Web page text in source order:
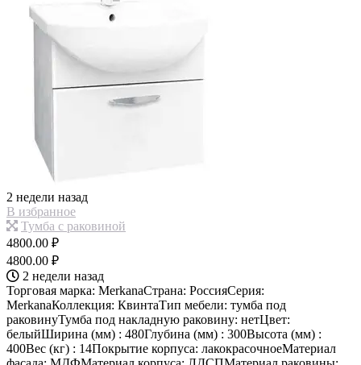
2 недели назад
В избранное
Тумба с раковиной
4800.00 ₽
4800.00 ₽
2 недели назад
Торговая марка: MerkanaСтрана: РоссияСерия:
MerkanaКоллекция: КвинтаТип мебели: тумба под
раковинуТумба под накладную раковину: нетЦвет:
белыйШирина (мм) : 480Глубина (мм) : 300Высота (мм) :
400Вес (кг) : 14Покрытие корпуса: лакокрасочноеМатериал